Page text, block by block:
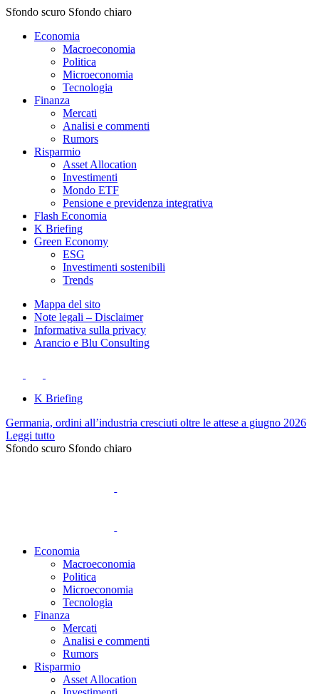
Sfondo scuro Sfondo chiaro
Economia
Macroeconomia
Politica
Microeconomia
Tecnologia
Finanza
Mercati
Analisi e commenti
Rumors
Risparmio
Asset Allocation
Investimenti
Mondo ETF
Pensione e previdenza integrativa
Flash Economia
K Briefing
Green Economy
ESG
Investimenti sostenibili
Trends
Mappa del sito
Note legali – Disclaimer
Informativa sulla privacy
Arancio e Blu Consulting
K Briefing
Germania, ordini all’industria cresciuti oltre le attese a giugno 2026
Leggi tutto
Sfondo scuro Sfondo chiaro
Economia
Macroeconomia
Politica
Microeconomia
Tecnologia
Finanza
Mercati
Analisi e commenti
Rumors
Risparmio
Asset Allocation